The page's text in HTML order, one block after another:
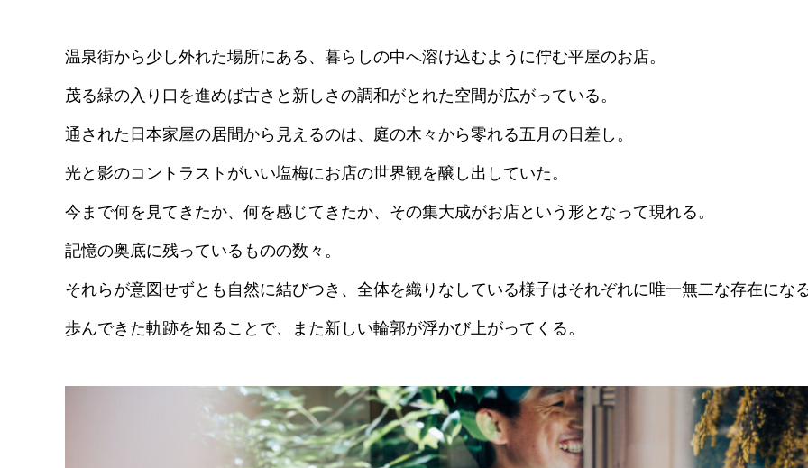
温泉街から少し外れた場所にある、暮らしの中へ溶け込むように佇む平屋のお店。
茂る緑の入り口を進めば古さと新しさの調和がとれた空間が広がっている。
通された日本家屋の居間から見えるのは、庭の木々から零れる五月の日差し。
光と影のコントラストがいい塩梅にお店の世界観を醸し出していた。
今まで何を見てきたか、何を感じてきたか、その集大成がお店という形となって現れる。
記憶の奥底に残っているものの数々。
それらが意図せずとも自然に結びつき、全体を織りなしている様子はそれぞれに唯一無二な存在にな
歩んできた軌跡を知ることで、また新しい輪郭が浮かび上がってくる。